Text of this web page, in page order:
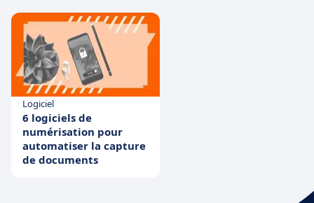
Logiciel
6 logiciels de
numérisation pour
automatiser la capture
de documents